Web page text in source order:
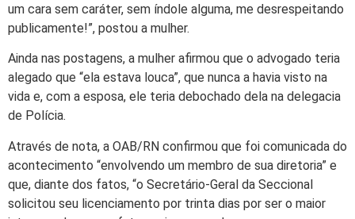
um cara sem caráter, sem índole alguma, me desrespeitando
publicamente!”, postou a mulher.
Ainda nas postagens, a mulher afirmou que o advogado teria
alegado que “ela estava louca”, que nunca a havia visto na
vida e, com a esposa, ele teria debochado dela na delegacia
de Polícia.
Através de nota, a OAB/RN confirmou que foi comunicada do
acontecimento “envolvendo um membro de sua diretoria” e
que, diante dos fatos, “o Secretário-Geral da Seccional
solicitou seu licenciamento por trinta dias por ser o maior